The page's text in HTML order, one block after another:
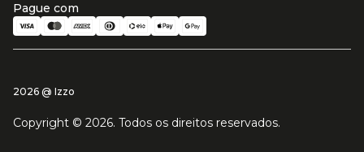
Pague com
2026 @ Izzo
Copyright © 2026. Todos os direitos reservados.